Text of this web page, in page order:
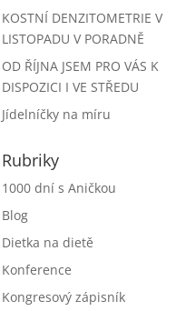
KOSTNÍ DENZITOMETRIE V
LISTOPADU V PORADNĚ
OD ŘÍJNA JSEM PRO VÁS K
DISPOZICI I VE STŘEDU
Jídelníčky na míru
Rubriky
1000 dní s Aničkou
Blog
Dietka na dietě
Konference
Kongresový zápisník